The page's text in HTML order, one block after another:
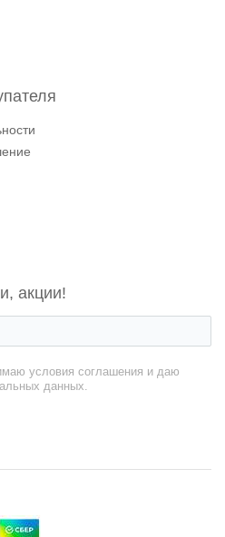
акции!
условия соглашения и даю
данных.